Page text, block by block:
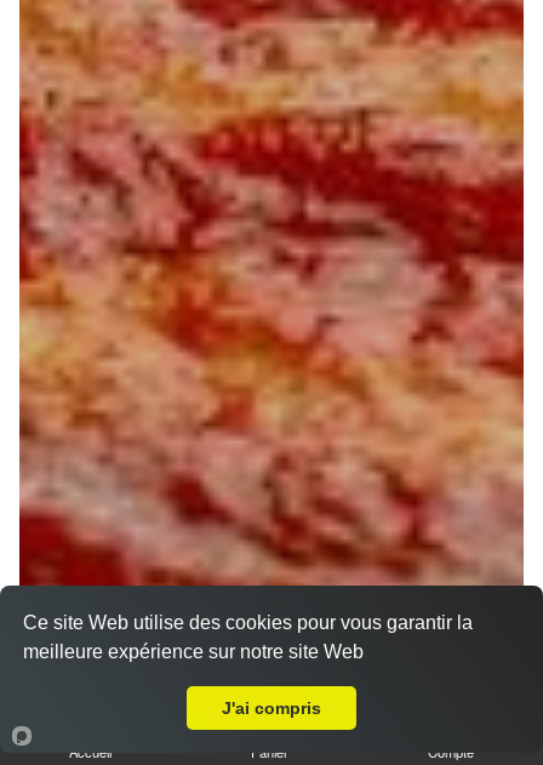
Accueil Panier Compte
Ce site Web utilise des cookies pour vous garantir la
meilleure expérience sur notre site Web
J'ai compris